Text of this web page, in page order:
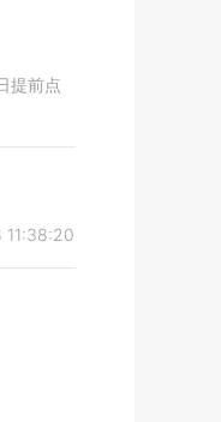
提前点
11:38:20